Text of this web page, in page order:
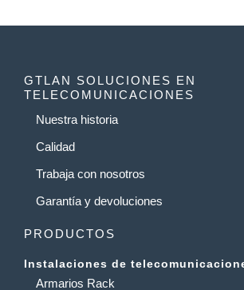
GTLAN SOLUCIONES EN
TELECOMUNICACIONES
Nuestra historia
Calidad
Trabaja con nosotros
Garantía y devoluciones
PRODUCTOS
Instalaciones de
Armarios Rack